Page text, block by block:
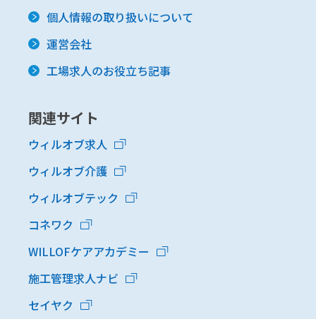
個人情報の取り扱いについて
運営会社
工場求人のお役立ち記事
関連サイト
ウィルオブ求人
ウィルオブ介護
ウィルオブテック
コネワク
WILLOFケアアカデミー
施工管理求人ナビ
セイヤク